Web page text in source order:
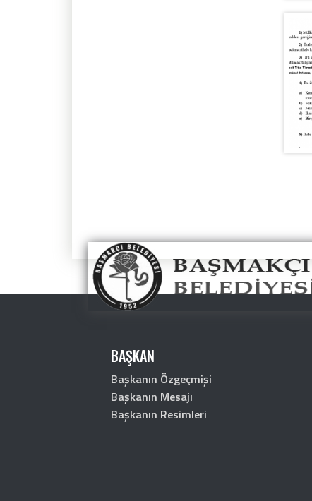
BAŞKAN
Başkanın Özgeçmişi
Başkanın Mesajı
Başkanın Resimleri